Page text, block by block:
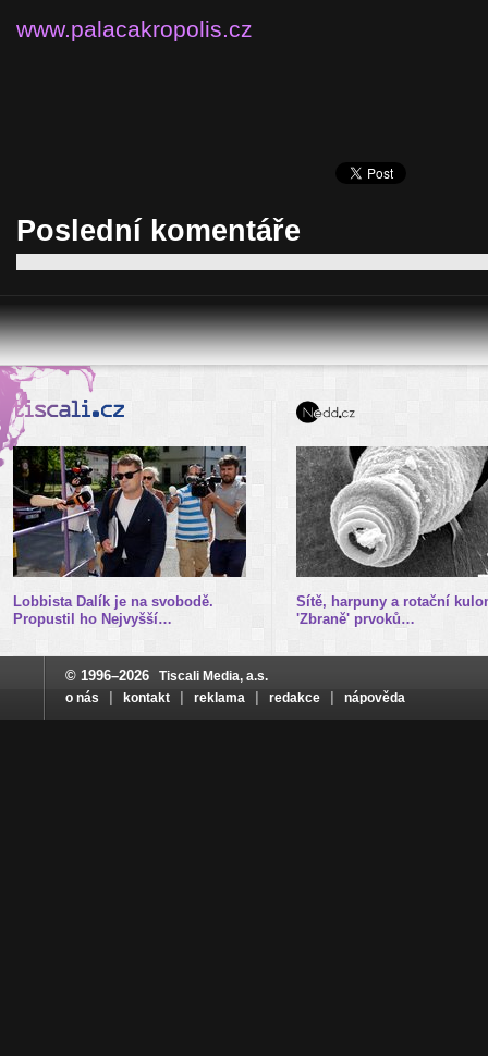
www.palacakropolis.cz
Poslední komentáře
Lobbista Dalík je na svobodě.
Propustil ho Nejvyšší…
Sítě, harpuny a rotační
'Zbraně' prvoků…
© 1996–2026
Tiscali Media, a.s.
o nás
kontakt reklama redakce nápověda